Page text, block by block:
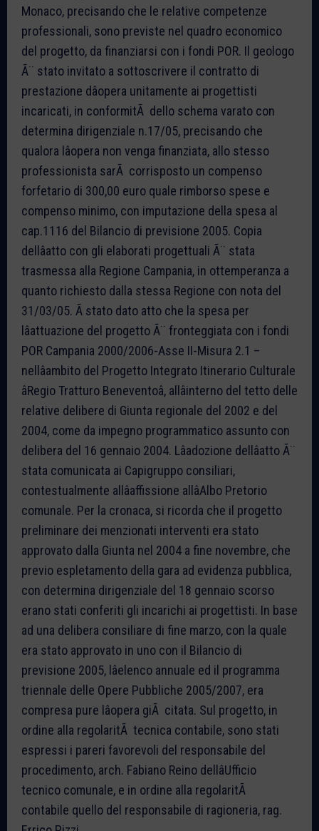
Monaco, precisando che le relative competenze
professionali, sono previste nel quadro economico
del progetto, da finanziarsi con i fondi POR. Il geologo
Ã¨ stato invitato a sottoscrivere il contratto di
prestazione dâopera unitamente ai progettisti
incaricati, in conformitÃ dello schema varato con
determina dirigenziale n.17/05, precisando che
qualora lâopera non venga finanziata, allo stesso
professionista sarÃ corrisposto un compenso
forfetario di 300,00 euro quale rimborso spese e
compenso minimo, con imputazione della spesa al
cap.1116 del Bilancio di previsione 2005. Copia
dellâatto con gli elaborati progettuali Ã¨ stata
trasmessa alla Regione Campania, in ottemperanza a
quanto richiesto dalla stessa Regione con nota del
31/03/05. Ã stato dato atto che la spesa per
lâattuazione del progetto Ã¨ fronteggiata con i fondi
POR Campania 2000/2006-Asse II-Misura 2.1 –
nellâambito del Progetto Integrato Itinerario Culturale
âRegio Tratturo Beneventoâ, allâinterno del tetto delle
relative delibere di Giunta regionale del 2002 e del
2004, come da impegno programmatico assunto con
delibera del 16 gennaio 2004. Lâadozione dellâatto Ã¨
stata comunicata ai Capigruppo consiliari,
contestualmente allâaffissione allâAlbo Pretorio
comunale. Per la cronaca, si ricorda che il progetto
preliminare dei menzionati interventi era stato
approvato dalla Giunta nel 2004 a fine novembre, che
previo espletamento della gara ad evidenza pubblica,
con determina dirigenziale del 18 gennaio scorso
erano stati conferiti gli incarichi ai progettisti. In base
ad una delibera consiliare di fine marzo, con la quale
era stato approvato in uno con il Bilancio di
previsione 2005, lâelenco annuale ed il programma
triennale delle Opere Pubbliche 2005/2007, era
compresa pure lâopera giÃ citata. Sul progetto, in
ordine alla regolaritÃ tecnica contabile, sono stati
espressi i pareri favorevoli del responsabile del
procedimento, arch. Fabiano Reino dellâUfficio
tecnico comunale, e in ordine alla regolaritÃ
contabile quello del responsabile di ragioneria, rag.